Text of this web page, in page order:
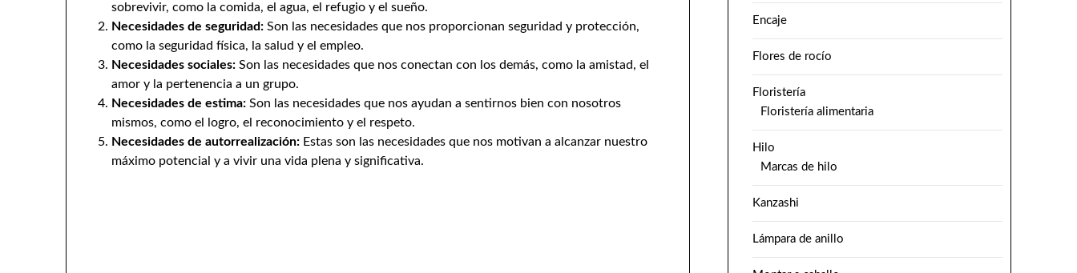
sobrevivir, como la comida, el agua, el refugio y el sueño.
Necesidades de seguridad: Son las necesidades que nos proporcionan seguridad y protección,
como la seguridad física, la salud y el empleo.
Necesidades sociales: Son las necesidades que nos conectan con los demás, como la amistad, el
amor y la pertenencia a un grupo.
Necesidades de estima: Son las necesidades que nos ayudan a sentirnos bien con nosotros
mismos, como el logro, el reconocimiento y el respeto.
Necesidades de autorrealización: Estas son las necesidades que nos motivan a alcanzar nuestro
máximo potencial y a vivir una vida plena y significativa.
Encaje
Flores de rocío
Floristería
Floristería alimentaria
Hilo
Marcas de hilo
Kanzashi
Lámpara de anillo